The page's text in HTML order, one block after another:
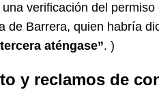
verificación del
de Barrera, quien habría
aténgase”. )
y reclamos de